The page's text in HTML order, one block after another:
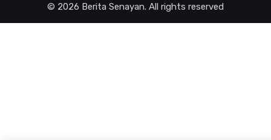
© 2026 Berita Senayan. All rights reserved